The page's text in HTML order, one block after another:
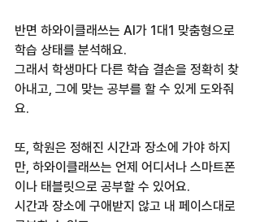
반면 하와이클래쓰는 AI가 1대1 맞춤형으로
학습 상태를 분석해요.
그래서 학생마다 다른 학습 결손을 정확히 찾
아내고, 그에 맞는 공부를 할 수 있게 도와줘
요.
또, 학원은 정해진 시간과 장소에 가야 하지
만, 하와이클래쓰는 언제 어디서나 스마트폰
이나 태블릿으로 공부할 수 있어요.
시간과 장소에 구애받지 않고 내 페이스대로